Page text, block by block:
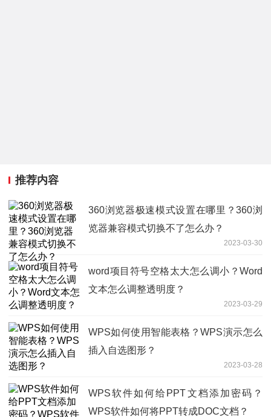
推荐内容
360浏览器极速模式设置在哪里？360浏
览器兼容模式切换不了怎么办？
2023-03-30
word项目符号空格太大怎么调小？Word
文本怎么调整透明度？
2023-03-29
WPS如何使用智能表格？WPS演示怎么
插入自选图形？
2023-03-28
WPS软件如何给PPT文档添加密码？
WPS软件如何将PPT转成DOC文档？